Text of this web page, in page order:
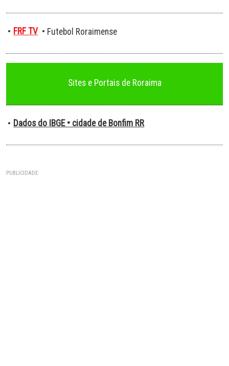
• FRF TV • Futebol Roraimense
Sites e Portais de Roraima
• Dados do IBGE • cidade de Bonfim RR
PUBLICIDADE: